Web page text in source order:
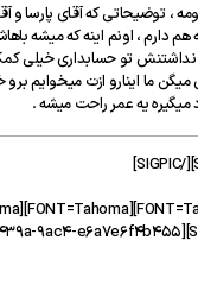
، توضیحاتی که آقای پارسا
هم دارم ، اونم اینه که میشه
تو حسابداری خیلی
ما اینارو ازت میخوایم برو
میگیره یه عمر راحت میشه .